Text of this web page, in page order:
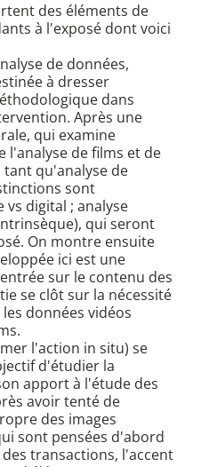
des éléments de
à l'exposé dont voici
de données,
à dresser
dans
Après une
qui examine
l'analyse de films et de
qu'analyse de
sont
vs digital ; analyse
qui seront
On montre ensuite
ici est une
sur le contenu des
se clôt sur la nécessité
données vidéos
l'action in situ) se
d'étudier la
apport à l'étude des
avoir tenté de
des images
sont pensées d'abord
transactions, l'accent